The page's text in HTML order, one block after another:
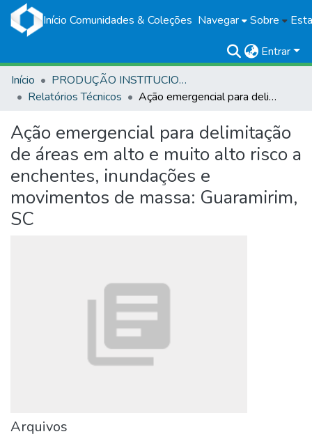
Início Comunidades & Coleções Navegar Sobre
Entrar
Início
PRODUÇÃO INSTITUCIONAL
Relatórios Técnicos
Ação emergencial para delimitação de áreas em alto e muito alto risco a enchentes, inundações e movimentos de massa: Guaramirim, SC
Ação emergencial para delimitação
de áreas em alto e muito alto risco a
enchentes, inundações e
movimentos de massa: Guaramirim,
SC
Arquivos